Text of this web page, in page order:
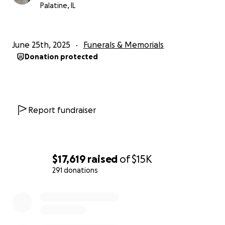
$17,619 raised of$15K
291 donations
qadrli.
Olloh Taolo Nodirning barcha gunohlarini mag‘firat
etsin, uni jannatidan joylasin. Hammangizga sabr-
Hurmat bilan,
77З - 9б8 - 5О59
Palatine, IL
June 25th, 2025 Funerals & Memorials
Donation protected
Report fundraiser